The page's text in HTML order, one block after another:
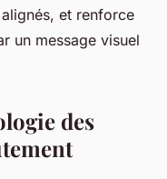
et renforce
un message visuel
des